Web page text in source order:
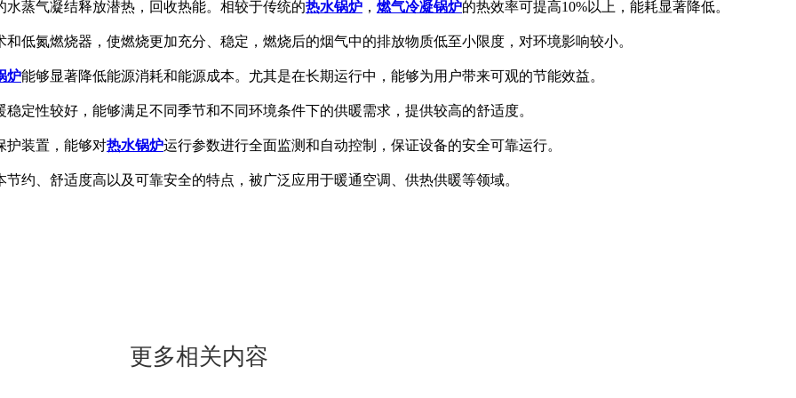
蒸气凝结释放潜热，回收热能。相较于传统的热水锅炉 ， 燃气冷凝锅炉的热效率可提高10%以上，能耗显著降低。
低氮燃烧器，使燃烧更加充分、稳定，燃烧后的烟气中的排放物质低至小限度，对环境影响较小。
炉能够显著降低能源消耗和能源成本。尤其是在长期运行中，能够为用户带来可观的节能效益。
定性较好，能够满足不同季节和不同环境条件下的供暖需求，提供较高的舒适度。
护装置，能够对热水锅炉运行参数进行全面监测和自动控制，保证设备的安全可靠运行。
约、舒适度高以及可靠安全的特点，被广泛应用于暖通空调、供热供暖等领域。
更多相关内容